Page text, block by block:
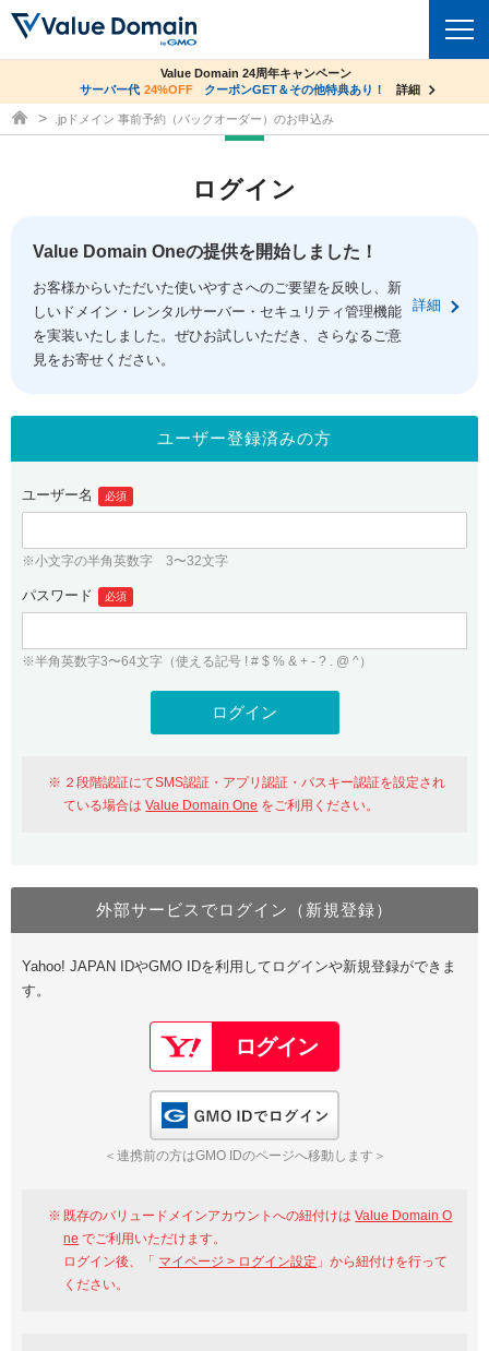
ドメイントップ
ドメイン移管
ドメイン価格一覧
ドメイン一括検索
.jpドメインオークション
gTLDオークション NEW!
.jpドメインバックオーダー
プレミアムドメイン
人気ドメインの種類
WHOIS検索
コアサーバー
バリューサーバー
XREA
セキュリティトップ
Value Domain ネットde診断
SSL証明書
サービストップ
お得意様割引
紹介制度
バリュードメインAPI
ドメイン・ホスティングOEM
facebook
ログイン
従来のバリュードメインをご利用希望の方
Value Domainにログイン
おすすめ One レンタルサーバーを含む最新の機能を使う方
Value Domain Oneにログイン
Google
GMO ID Amazon
※AmazonはValue Domain Oneのログイン画面へ遷移します
ユーザー登録
Value Domain Oneアカウント作成
以下でも登録可能
Google Yahoo!
GMO ID
co.jpドメイン✕コアサーバーV2ビジネス応援キャンペーン
サーバー料金1年間無料
詳細
Value Domain 24周年キャンペーン
サーバー代 24%OFF クーポンGET＆その他特典あり！ 詳細
ドメイン取得ならバリュードメイン
.jpドメイン 事前予約（バックオーダー）のお申込み
ログイン
Value Domain Oneの提供を開始しました！
お客様からいただいた使いやすさへのご要望を反映し、新
しいドメイン・レンタルサーバー・セキュリティ管理機能
を実装いたしました。ぜひお試しいただき、さらなるご意
見をお寄せください。
詳細
ユーザー登録済みの方
ユーザー名 必須
※小文字の半角英数字 3〜32文字
パスワード 必須
※半角英数字3〜64文字（使える記号 ! # $ % & + - ? . @ ^）
２段階認証にてSMS認証・アプリ認証・パスキー認証を設定され
ている場合はValue Domain One をご利用ください。
外部サービスでログイン（新規登録）
Yahoo! JAPAN IDやGMO IDを利用してログインや新規登録ができま
す。
＜連携前の方はGMO IDのページへ移動します＞
既存のバリュードメインアカウントへの紐付けはValue Domain O
ne でご利用いただけます。
ログイン後、「 マイページ > ログイン設定 」から紐付けを行って
ください。